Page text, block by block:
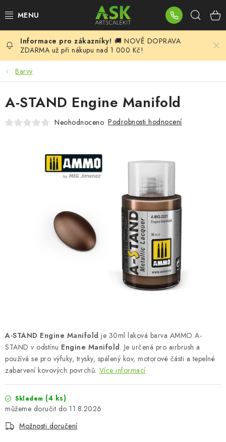
na
BLOG
SUMMER DAYS
WARHAMMER
ASK PRODUKTY
PLASTIKOVÉ MODELY
BARVY A POMŮCKY
PRODÁVANÉ ZNAČKY
O nás Moje objednávka Kontakty
Doprava a platba
Obchodní podmínky
Podmínky ochrany osobních údajů
Reklamační řád
Převodník modelářských barev
FAQ
Výstavy 2026
🚚 NOVĚ DOPRAVA
ZDARMA už při nákupu nad 1 000 Kč!
Barvy
A-STAND Engine Manifold je 30ml laková barva AMMO A-
STAND v odstínu Engine Manifold. Je určená pro airbrush a
používá se pro výfuky, trysky, spálený kov, motorové části a tepelné
zabarvení kovových povrchů. Více informací
Skladem (4 ks)
11.8.2026
Možnosti doručení
A-STAND Engine Manifold
Neohodnoceno Podrobnosti hodnocení